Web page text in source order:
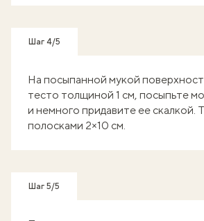
Шаг 4/5
На посыпанной мукой
тесто толщиной 1 см, посыпьте
и немного придавите ее скалкой.
полосками 2×10 см.
Шаг 5/5